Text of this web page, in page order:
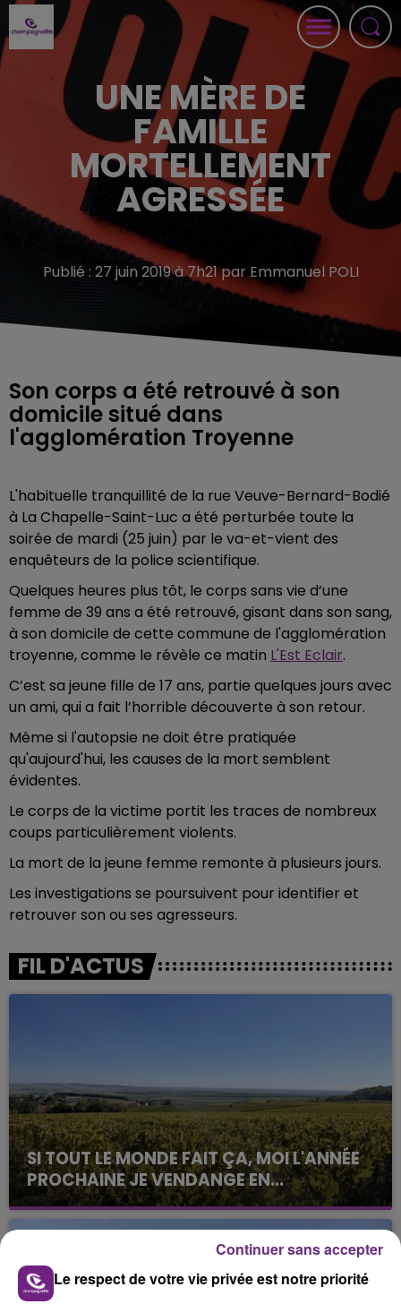
UNE MÈRE DE
FAMILLE
MORTELLEMENT
AGRESSÉE
Publié : 27 juin 2019 à 7h21 par Emmanuel POLI
Son corps a été retrouvé à son
domicile situé dans
l'agglomération Troyenne
L'habituelle tranquillité de la rue Veuve-Bernard-Bodié
à La Chapelle-Saint-Luc a été perturbée toute la
soirée de mardi (25 juin) par le va-et-vient des
enquêteurs de la police scientifique.
Quelques heures plus tôt, le corps sans vie d’une
femme de 39 ans a été retrouvé, gisant dans son sang,
à son domicile de cette commune de l'agglomération
troyenne, comme le révèle ce matin L'Est Eclair.
C’est sa jeune fille de 17 ans, partie quelques jours avec
un ami, qui a fait l’horrible découverte à son retour.
Même si l'autopsie ne doit être pratiquée
qu'aujourd'hui, les causes de la mort semblent
évidentes.
Le corps de la victime portit les traces de nombreux
coups particulièrement violents.
La mort de la jeune femme remonte à plusieurs jours.
Les investigations se poursuivent pour identifier et
retrouver son ou ses agresseurs.
FIL D'ACTUS
SI TOUT LE MONDE FAIT ÇA, MOI L'ANNÉE
PROCHAINE JE VENDANGE EN...
La vendange en Champagne a débuté ce jeudi 6
août dans la commune de Montgueux (Aube). Du
Le respect de votre vie privée est notre priorité
Continuer sans accepter